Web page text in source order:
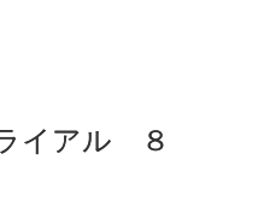
イアル ８